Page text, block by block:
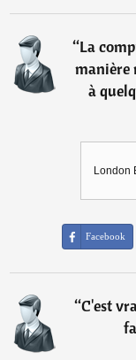
“La
manière
à
London
Facebook
“C'est